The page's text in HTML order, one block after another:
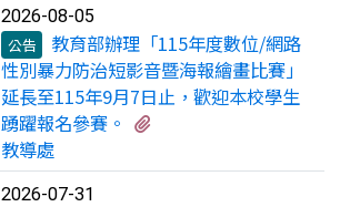
2026-08-05
公告
教育部辦理「115年度數位/網路
性別暴力防治短影音暨海報繪畫比賽」
延長至115年9月7日止，歡迎本校學生
踴躍報名參賽。
教導處
2026-07-31